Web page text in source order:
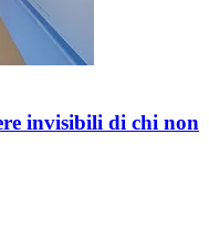
invisibili di chi non